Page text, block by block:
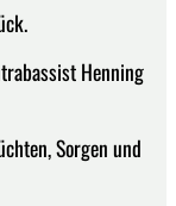
Henning
Sorgen und